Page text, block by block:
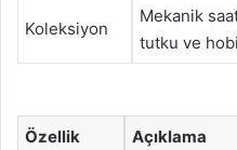
Koleksiyon
Mekanik
tutku ve
Özellik Açıklama